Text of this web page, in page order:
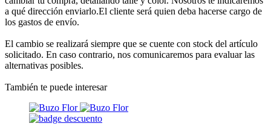
a qué dirección enviarlo.El cliente será quien deba hacerse cargo de
los gastos de envío.
El cambio se realizará siempre que se cuente con stock del artículo
solicitado. En caso contrario, nos comunicaremos para evaluar las
alternativas posibles.
También te puede interesar